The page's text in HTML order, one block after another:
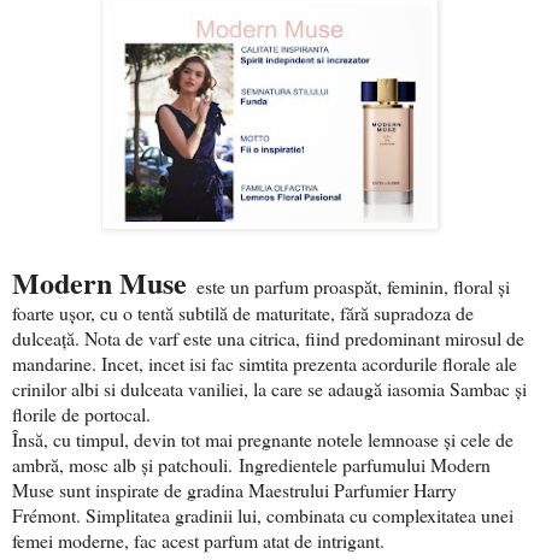
Modern Muse este un parfum proaspăt, feminin, floral şi
foarte uşor, cu o tentă subtilă de maturitate, fără supradoza de
dulceaţă. Nota de varf este una citrica, fiind predominant mirosul de
mandarine. Incet, incet isi fac simtita prezenta acordurile florale ale
crinilor albi si dulceata vaniliei, la care se adaugă iasomia Sambac şi
florile de portocal.
Însă, cu timpul, devin tot mai pregnante notele lemnoase şi cele de
ambră, mosc alb şi patchouli. Ingredientele parfumului Modern
Muse sunt inspirate de gradina Maestrului Parfumier Harry
Frémont. Simplitatea gradinii lui, combinata cu complexitatea unei
femei moderne, fac acest parfum atat de intrigant.